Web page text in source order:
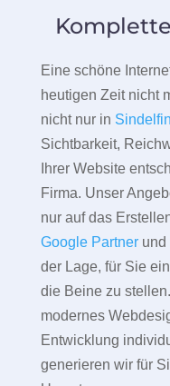
Eine schöne
heutigen Zeit nicht
nicht nur in
Sichtbarkeit,
Ihrer Website
Firma. Unser
nur auf das
Google Partnerund
der Lage, für Sie
die Beine zu
modernes
Entwicklung
generieren wir für